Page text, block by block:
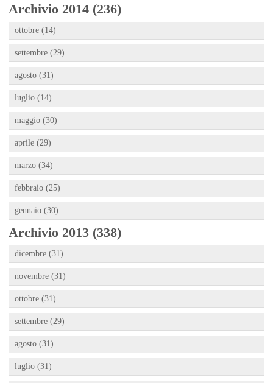
Archivio 2014 (236)
ottobre (14)
settembre (29)
agosto (31)
luglio (14)
maggio (30)
aprile (29)
marzo (34)
febbraio (25)
gennaio (30)
Archivio 2013 (338)
dicembre (31)
novembre (31)
ottobre (31)
settembre (29)
agosto (31)
luglio (31)